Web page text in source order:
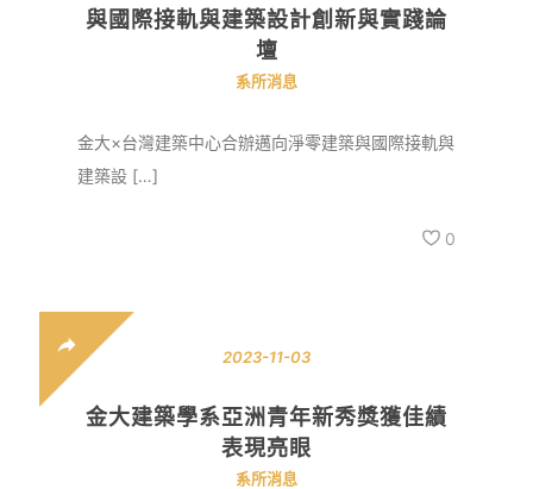
與國際接軌與建築設計創新與實踐論
壇
系所消息
金大×台灣建築中心合辦邁向淨零建築與國際接軌與
建築設 […]
0
2023-11-03
金大建築學系亞洲青年新秀獎獲佳績
表現亮眼
系所消息